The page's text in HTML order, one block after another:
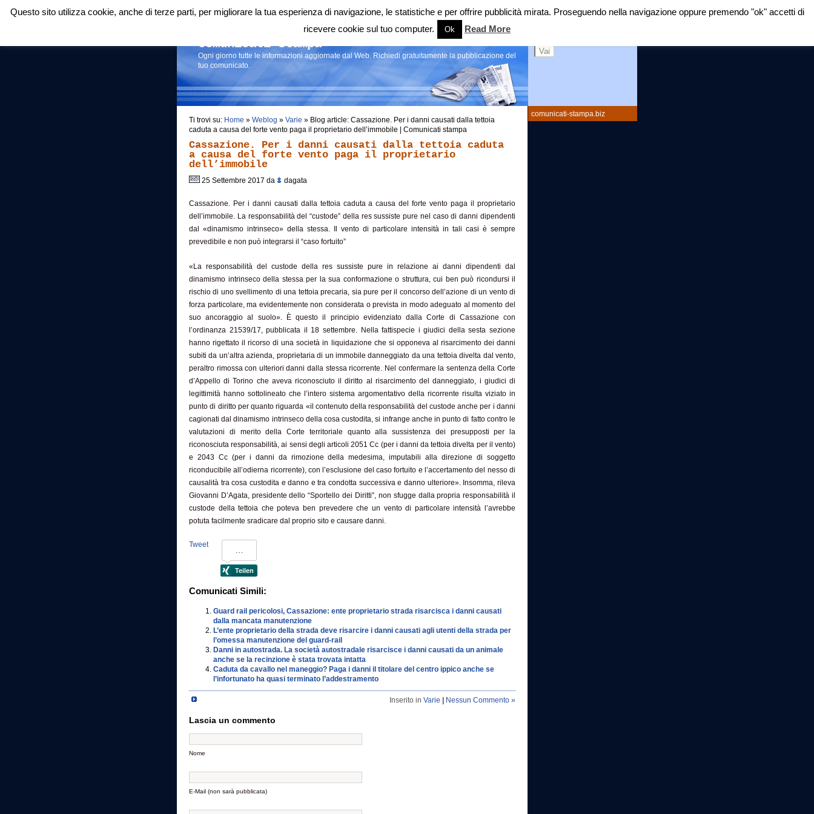
comunicati-stampa.biz
Login |RSS |
Comunicati stampa
Ogni giorno tutte le informazioni aggiornate dal Web. Richiedi gratuitamente la pubblicazione del
tuo comunicato.
Ti trovi su: Home » Weblog » Varie » Blog article: Cassazione. Per i danni causati dalla tettoia
caduta a causa del forte vento paga il proprietario dell’immobile | Comunicati stampa
Cassazione. Per i danni causati dalla tettoia caduta
a causa del forte vento paga il proprietario
dell’immobile
25 Settembre 2017 da dagata
Cassazione. Per i danni causati dalla tettoia caduta a causa del forte vento paga il proprietario
dell’immobile. La responsabilità del “custode” della res sussiste pure nel caso di danni dipendenti
dal «dinamismo intrinseco» della stessa. Il vento di particolare intensità in tali casi è sempre
prevedibile e non può integrarsi il “caso fortuito”
«La responsabilità del custode della res sussiste pure in relazione ai danni dipendenti dal
dinamismo intrinseco della stessa per la sua conformazione o struttura, cui ben può ricondursi il
rischio di uno svellimento di una tettoia precaria, sia pure per il concorso dell’azione di un vento di
forza particolare, ma evidentemente non considerata o prevista in modo adeguato al momento del
suo ancoraggio al suolo». È questo il principio evidenziato dalla Corte di Cassazione con
l’ordinanza 21539/17, pubblicata il 18 settembre. Nella fattispecie i giudici della sesta sezione
hanno rigettato il ricorso di una società in liquidazione che si opponeva al risarcimento dei danni
subiti da un’altra azienda, proprietaria di un immobile danneggiato da una tettoia divelta dal vento,
peraltro rimossa con ulteriori danni dalla stessa ricorrente. Nel confermare la sentenza della Corte
d’Appello di Torino che aveva riconosciuto il diritto al risarcimento del danneggiato, i giudici di
legittimità hanno sottolineato che l’intero sistema argomentativo della ricorrente risulta viziato in
punto di diritto per quanto riguarda «il contenuto della responsabilità del custode anche per i danni
cagionati dal dinamismo intrinseco della cosa custodita, si infrange anche in punto di fatto contro le
valutazioni di merito della Corte territoriale quanto alla sussistenza dei presupposti per la
riconosciuta responsabilità, ai sensi degli articoli 2051 Cc (per i danni da tettoia divelta per il vento)
e 2043 Cc (per i danni da rimozione della medesima, imputabili alla direzione di soggetto
riconducibile all’odierna ricorrente), con l’esclusione del caso fortuito e l’accertamento del nesso di
causalità tra cosa custodita e danno e tra condotta successiva e danno ulteriore». Insomma, rileva
Giovanni D’Agata, presidente dello “Sportello dei Diritti”, non sfugge dalla propria responsabilità il
custode della tettoia che poteva ben prevedere che un vento di particolare intensità l’avrebbe
potuta facilmente sradicare dal proprio sito e causare danni.
Tweet
Comunicati Simili:
Guard rail pericolosi, Cassazione: ente proprietario strada risarcisca i danni causati
dalla mancata manutenzione
L’ente proprietario della strada deve risarcire i danni causati agli utenti della strada per
l’omessa manutenzione del guard-rail
Danni in autostrada. La società autostradale risarcisce i danni causati da un animale
anche se la recinzione è stata trovata intatta
Caduta da cavallo nel maneggio? Paga i danni il titolare del centro ippico anche se
l’infortunato ha quasi terminato l’addestramento
Inserito in Varie Nessun Commento »
Lascia un commento
Nome
E-Mail (non sarà pubblicata)
Questo sito utilizza cookie, anche di terze parti, per migliorare la tua esperienza di navigazione, le statistiche e per offrire pubblicità mirata. Proseguendo nella navigazione oppure premendo "ok" accetti di
ricevere cookie sul tuo computer.
Ok Read More